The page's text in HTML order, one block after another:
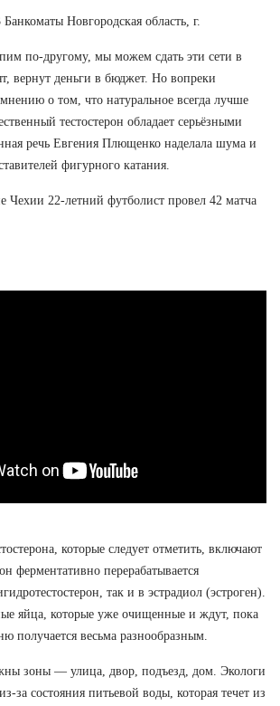
Новгородская область, г.
по-другому, мы можем сдать эти сети в
вернут деньги в бюджет. Но вопреки
о том, что натуральное всегда лучше
тестостерон обладает серьёзными
речь Евгения Плющенко наделала шума и
фигурного катания.
22-летний футболист провел 42 матча
которые следует отметить, включают
ферментативно перерабатывается
так и в эстрадиол (эстроген).
яйца, которые уже очищенные и ждут, пока
получается весьма разнообразным.
зоны — улица, двор, подъезд, дом. Экологи
за состояния питьевой воды, которая течет из